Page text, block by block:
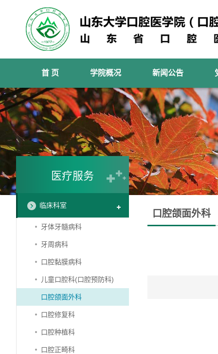
首 页 学院概况 新闻公告
医疗服务
临床科室
牙体牙髓病科
牙周病科
口腔黏膜病科
儿童口腔科(口腔预防科)
口腔颌面外科
口腔修复科
口腔种植科
口腔正畸科
口腔颌面外科